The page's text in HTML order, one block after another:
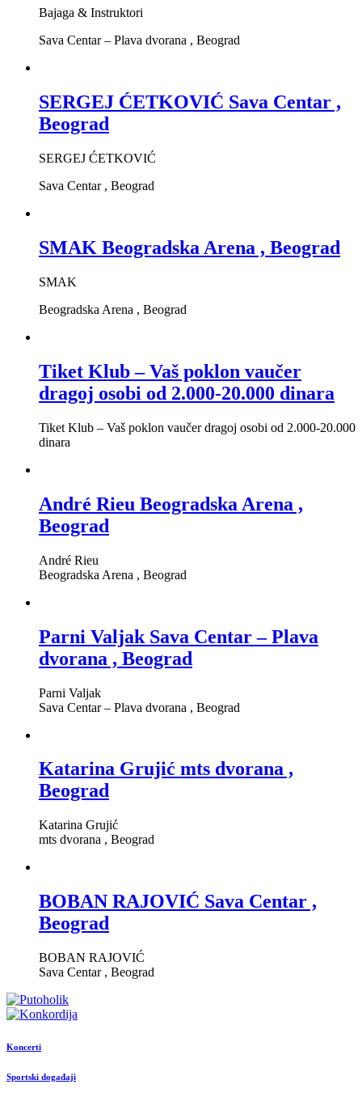
Bajaga & Instruktori
Sava Centar – Plava dvorana , Beograd
SERGEJ ĆETKOVIĆ Sava Centar ,
Beograd
SERGEJ ĆETKOVIĆ
Sava Centar , Beograd
SMAK Beogradska Arena , Beograd
SMAK
Beogradska Arena , Beograd
Tiket Klub – Vaš poklon vaučer
dragoj osobi od 2.000-20.000 dinara
Tiket Klub – Vaš poklon vaučer dragoj osobi od 2.000-20.000
dinara
André Rieu Beogradska Arena ,
Beograd
André Rieu
Beogradska Arena , Beograd
Parni Valjak Sava Centar – Plava
dvorana , Beograd
Parni Valjak
Sava Centar – Plava dvorana , Beograd
Katarina Grujić mts dvorana ,
Beograd
Katarina Grujić
mts dvorana , Beograd
BOBAN RAJOVIĆ Sava Centar ,
Beograd
BOBAN RAJOVIĆ
Sava Centar , Beograd
Koncerti
Sportski događaji